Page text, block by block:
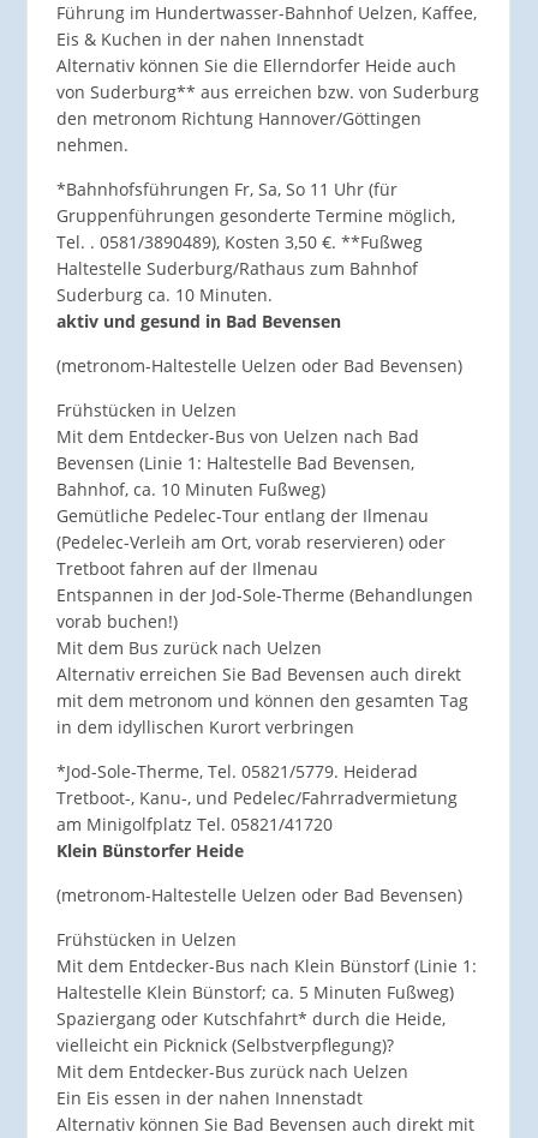
Führung im Hundertwasser-Bahnhof Uelzen, Kaffee,
Eis & Kuchen in der nahen Innenstadt
Alternativ können Sie die Ellerndorfer Heide auch
von Suderburg** aus erreichen bzw. von Suderburg
den metronom Richtung Hannover/Göttingen
nehmen.
*Bahnhofsführungen Fr, Sa, So 11 Uhr (für
Gruppenführungen gesonderte Termine möglich,
Tel. . 0581/3890489), Kosten 3,50 €. **Fußweg
Haltestelle Suderburg/Rathaus zum Bahnhof
Suderburg ca. 10 Minuten.
aktiv und gesund in Bad Bevensen
(metronom-Haltestelle Uelzen oder Bad Bevensen)
Frühstücken in Uelzen
Mit dem Entdecker-Bus von Uelzen nach Bad
Bevensen (Linie 1: Haltestelle Bad Bevensen,
Bahnhof, ca. 10 Minuten Fußweg)
Gemütliche Pedelec-Tour entlang der Ilmenau
(Pedelec-Verleih am Ort, vorab reservieren) oder
Tretboot fahren auf der Ilmenau
Entspannen in der Jod-Sole-Therme (Behandlungen
vorab buchen!)
Mit dem Bus zurück nach Uelzen
Alternativ erreichen Sie Bad Bevensen auch direkt
mit dem metronom und können den gesamten Tag
in dem idyllischen Kurort verbringen
*Jod-Sole-Therme, Tel. 05821/5779. Heiderad
Tretboot-, Kanu-, und Pedelec/Fahrradvermietung
am Minigolfplatz Tel. 05821/41720
Klein Bünstorfer Heide
(metronom-Haltestelle Uelzen oder Bad Bevensen)
Frühstücken in Uelzen
Mit dem Entdecker-Bus nach Klein Bünstorf (Linie 1:
Haltestelle Klein Bünstorf; ca. 5 Minuten Fußweg)
Spaziergang oder Kutschfahrt* durch die Heide,
vielleicht ein Picknick (Selbstverpflegung)?
Mit dem Entdecker-Bus zurück nach Uelzen
Ein Eis essen in der nahen Innenstadt
Alternativ können Sie Bad Bevensen auch direkt mit